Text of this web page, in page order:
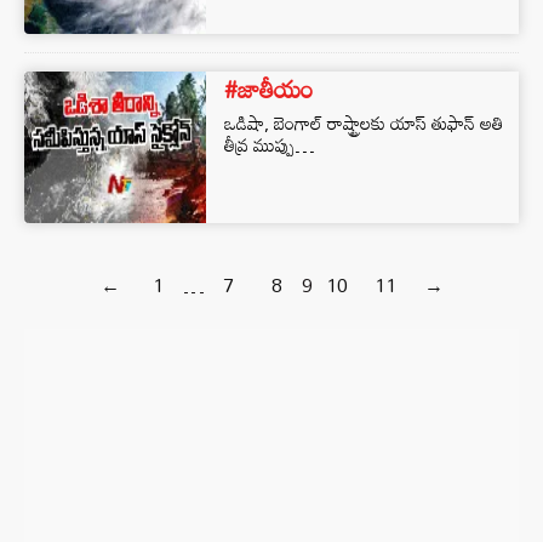
#జాతీయం
ఒడిషా, బెంగాల్ రాష్ట్రాలకు యాస్ తుఫాన్ అతి
తీవ్ర ముప్పు…
← 1 … 7 8 9 10 11 →